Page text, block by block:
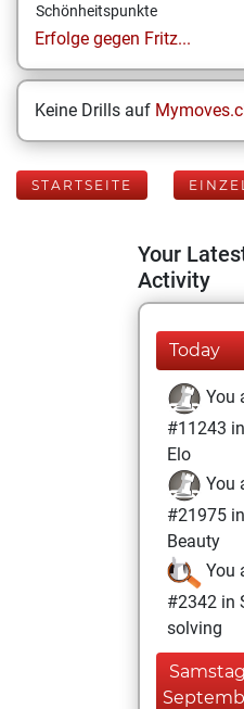
Schönheitspunkte
Erfolge gegen Fritz...
Keine Drills auf
STARTSEITE
Your
Activity
Today
You
#11243
Elo
You
#21975
Beauty
You
#2342 in
solving